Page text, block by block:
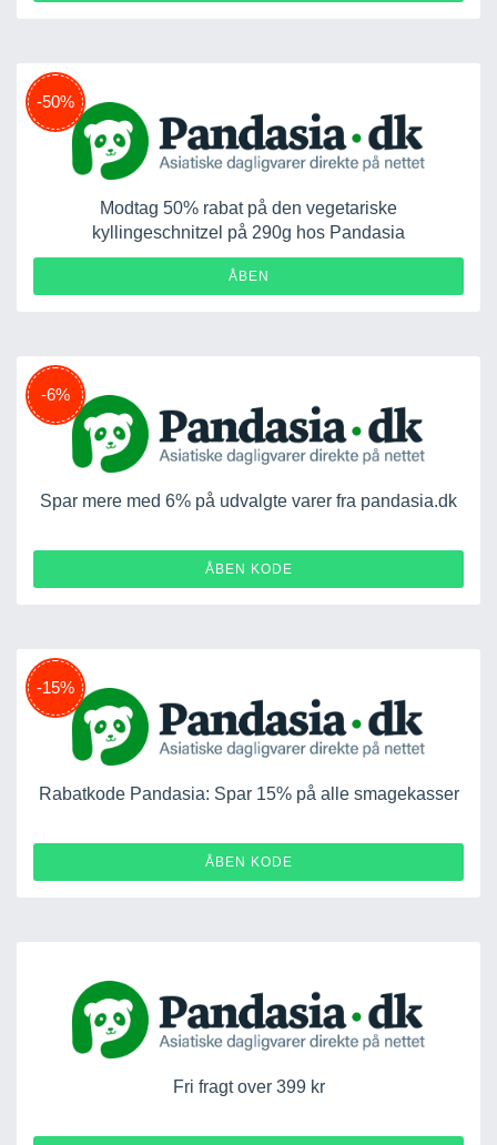
-50%
Modtag 50% rabat på den vegetariske
kyllingeschnitzel på 290g hos Pandasia
ÅBEN
-6%
Spar mere med 6% på udvalgte varer fra pandasia.dk
ÅBEN KODE
-15%
Rabatkode Pandasia: Spar 15% på alle smagekasser
ÅBEN KODE
Fri fragt over 399 kr